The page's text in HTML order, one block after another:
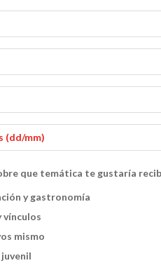
que temática te gustaría
y gastronomía
vínculos
mismo